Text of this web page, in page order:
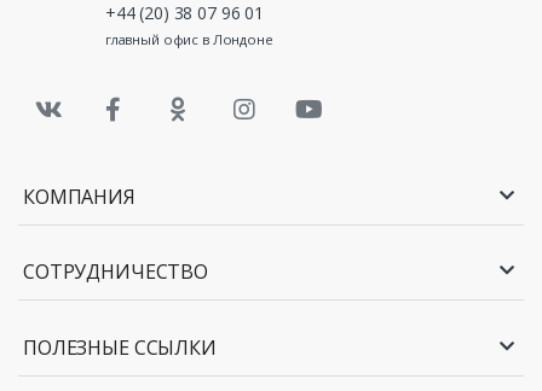
+44 (20) 38 07 96 01
главный офис в Лондоне
КОМПАНИЯ
СОТРУДНИЧЕСТВО
ПОЛЕЗНЫЕ ССЫЛКИ